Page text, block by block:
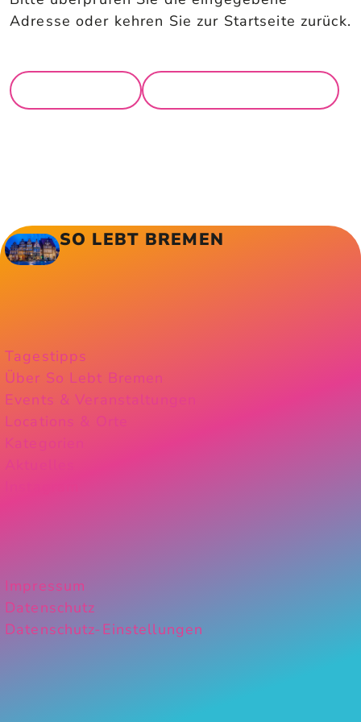
Adresse oder kehren Sie zur Startseite zurück.
SO LEBT BREMEN
Tagestipps
Über So Lebt Bremen
Events & Veranstaltungen
Locations & Orte
Kategorien
Aktuelles
Impressum
Datenschutz
Datenschutz-Einstellungen